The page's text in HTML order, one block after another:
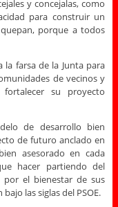
y concejalas, como
para construir un
porque a todos
farsa de la Junta para
de vecinos y
su proyecto
de desarrollo bien
de futuro anclado en
asesorado en cada
hacer partiendo del
por el bienestar de sus
las siglas del PSOE.